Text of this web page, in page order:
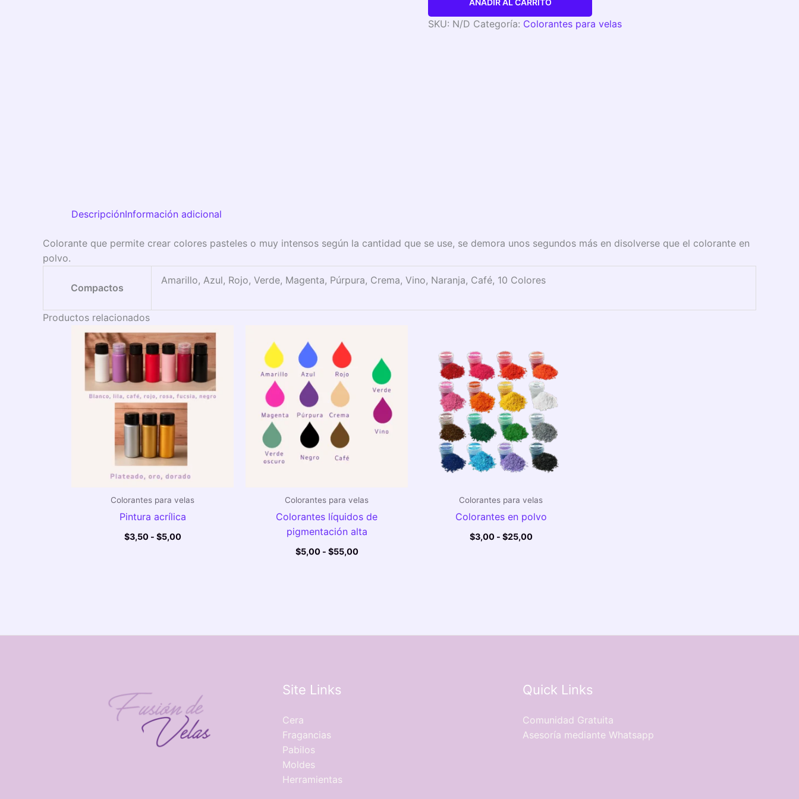
AÑADIR AL CARRITO
SKU: N/D Categoría: Colorantes para velas
DescripciónInformación adicional
Colorante que permite crear colores pasteles o muy intensos según la cantidad que se use, se demora unos segundos más en disolverse que el colorante en
polvo.
Compactos
Amarillo, Azul, Rojo, Verde, Magenta, Púrpura, Crema, Vino, Naranja, Café, 10 Colores
Productos relacionados
Colorantes para velas
Pintura acrílica
$3,50 - $5,00
de
precios:
desde
$3,50
hasta
$5,00
Colorantes para velas
Colorantes líquidos de
pigmentación alta
$5,00 - $55,00
desde
$5,00
hasta
$55,00
Colorantes para velas
Colorantes en polvo
$3,00 - $25,00
precios:
desde
$3,00
hasta
$25,00
Site Links
Cera
Fragancias
Pabilos
Moldes
Herramientas
Quick Links
Comunidad Gratuita
Asesoría mediante Whatsapp